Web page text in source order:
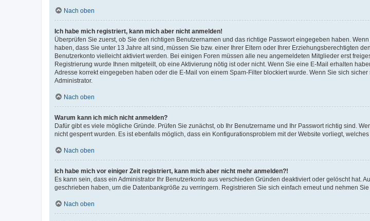
Nach oben
Ich habe mich registriert, kann mich aber nicht anmelden!
Überprüfen Sie zuerst, ob Sie den richtigen Benutzernamen und das richtige Passwort eingegeben haben.
haben, dass Sie unter 13 Jahre alt sind, müssen Sie bzw. einer Ihrer Eltern oder Ihrer Erziehungsberechtigten
Benutzerkonto vielleicht aktiviert werden. Bei einigen Foren müssen alle neu angemeldeten Mitglieder erst
Registrierung wurde Ihnen mitgeteilt, ob eine Aktivierung nötig ist oder nicht. Wenn Sie eine E-Mail erhalten
Adresse korrekt eingegeben haben oder die E-Mail von einem Spam-Filter blockiert wurde. Wenn Sie sich
Administrator.
Nach oben
Warum kann ich mich nicht anmelden?
Dafür gibt es viele mögliche Gründe. Prüfen Sie zunächst, ob Ihr Benutzername und Ihr Passwort richtig sind.
nicht gesperrt wurden. Es ist ebenfalls möglich, dass ein Konfigurationsproblem mit der Website vorliegt,
Nach oben
Ich habe mich vor einiger Zeit registriert, kann mich aber nicht mehr anmelden?!
Es kann sein, dass ein Administrator Ihr Benutzerkonto aus verschieden Gründen deaktiviert oder gelöscht hat.
geschrieben haben, um die Datenbankgröße zu verringern. Registrieren Sie sich einfach erneut und nehmen
Nach oben